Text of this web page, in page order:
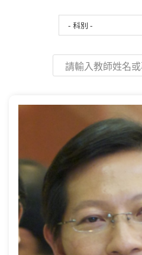
表單下載